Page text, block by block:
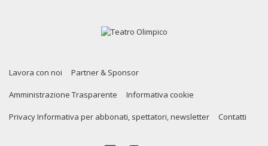
Lavora con noi Partner & Sponsor
Amministrazione Trasparente Informativa cookie
Privacy Informativa per abbonati, spettatori, newsletter Contatti